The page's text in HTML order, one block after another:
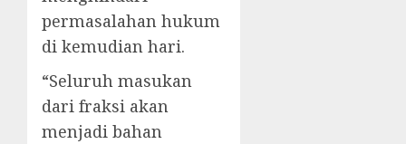
permasalahan hukum
di kemudian hari.
“Seluruh masukan
dari fraksi akan
menjadi bahan